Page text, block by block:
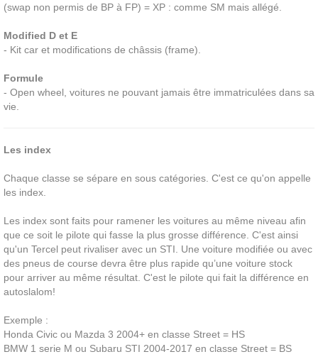
(swap non permis de BP à FP) = XP : comme SM mais allégé.
Modified D et E
- Kit car et modifications de châssis (frame).
Formule
- Open wheel, voitures ne pouvant jamais être immatriculées dans sa
vie.
Les index
Chaque classe se sépare en sous catégories. C'est ce qu'on appelle
les index.
Les index sont faits pour ramener les voitures au même niveau afin
que ce soit le pilote qui fasse la plus grosse différence. C'est ainsi
qu'un Tercel peut rivaliser avec un STI. Une voiture modifiée ou avec
des pneus de course devra être plus rapide qu’une voiture stock
pour arriver au même résultat. C'est le pilote qui fait la différence en
autoslalom!
Exemple :
Honda Civic ou Mazda 3 2004+ en classe Street = HS
BMW 1 serie M ou Subaru STI 2004-2017 en classe Street = BS